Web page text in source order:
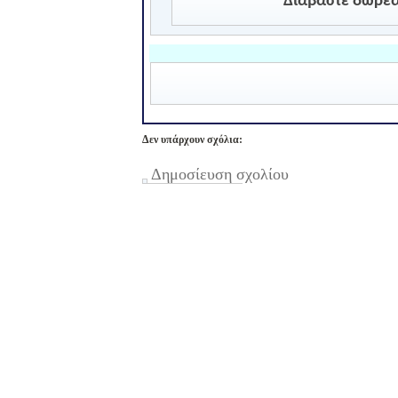
Δεν υπάρχουν σχόλια:
Δημοσίευση σχολίου